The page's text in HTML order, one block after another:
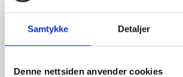
Samtykke Detaljer
Denne nettsiden anvender cookies